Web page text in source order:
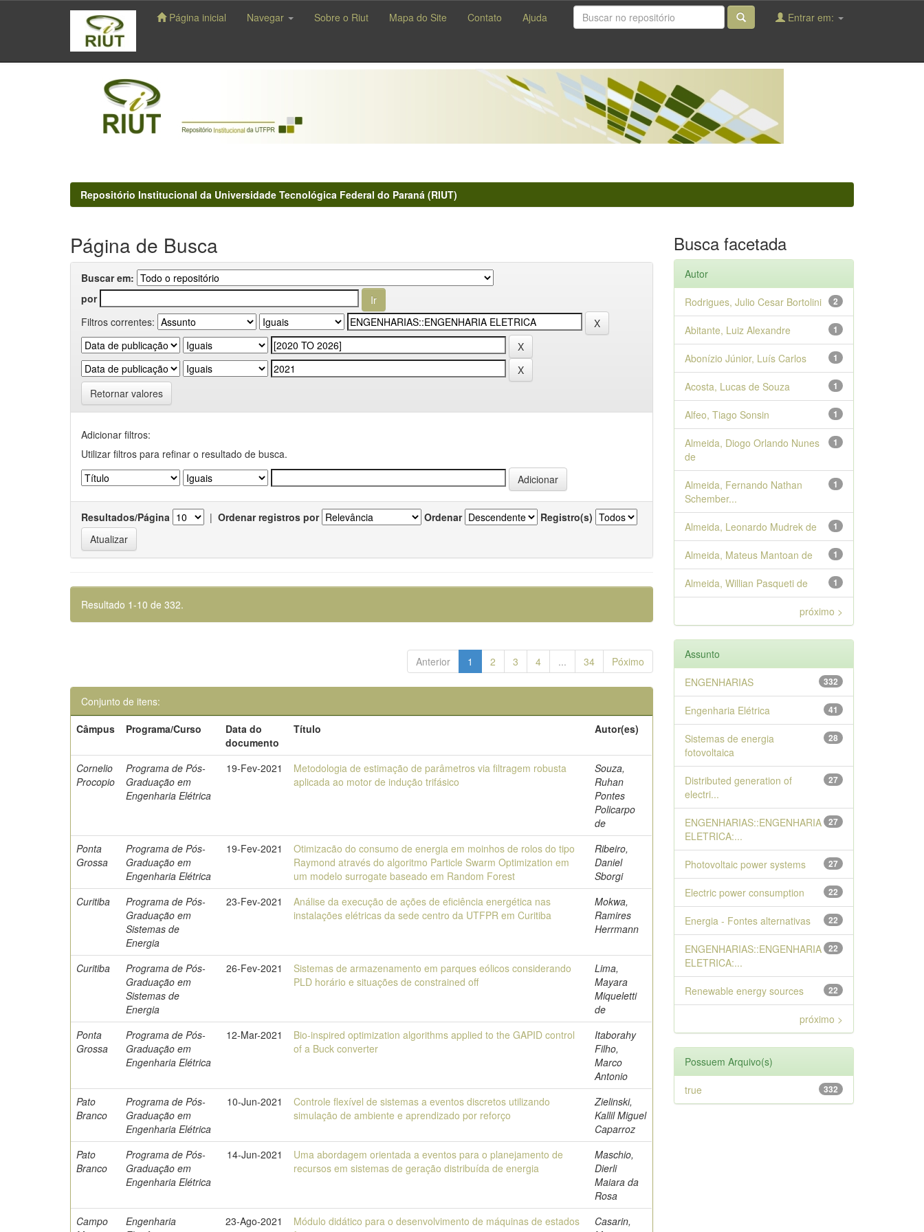
navigation
Página inicial Navegar Sobre o Riut Mapa do Site Contato Ajuda Entrar em:
Repositório Institucional da Universidade Tecnológica Federal do Paraná (RIUT)
Página de Busca
Buscar em:
por
Filtros correntes:
Retornar valores
Adicionar filtros:
Utilizar filtros para refinar o resultado de busca.
Resultados/Página | Ordenar registros por Ordenar Registro(s)
Resultado 1-10 de 332.
Anterior 1 2 3 4 ... 34 Póximo
Conjunto de itens:
Câmpus
Programa/Curso
Data do
documento
Título Autor(es)
Cornelio
Procopio
Programa de Pós-
Graduação em
Engenharia Elétrica
19-Fev-2021
Metodologia de estimação de parâmetros via filtragem robusta
aplicada ao motor de indução trifásico
Souza,
Ruhan
Pontes
Policarpo
de
Ponta
Grossa
Programa de Pós-
Graduação em
Engenharia Elétrica
19-Fev-2021
Otimizacão do consumo de energia em moinhos de rolos do tipo
Raymond através do algoritmo Particle Swarm Optimization em
um modelo surrogate baseado em Random Forest
Ribeiro,
Daniel
Sborgi
Curitiba
Programa de Pós-
Graduação em
Sistemas de
Energia
23-Fev-2021
Análise da execução de ações de eficiência energética nas
instalações elétricas da sede centro da UTFPR em Curitiba
Mokwa,
Ramires
Herrmann
Curitiba
Programa de Pós-
Graduação em
Sistemas de
Energia
26-Fev-2021
Sistemas de armazenamento em parques eólicos considerando
PLD horário e situações de constrained off
Lima,
Mayara
Miqueletti
de
Ponta
Grossa
Programa de Pós-
Graduação em
Engenharia Elétrica
12-Mar-2021
Bio-inspired optimization algorithms applied to the GAPID control
of a Buck converter
Itaborahy
Filho,
Marco
Antonio
Pato
Branco
Programa de Pós-
Graduação em
Engenharia Elétrica
10-Jun-2021
Controle flexível de sistemas a eventos discretos utilizando
simulação de ambiente e aprendizado por reforço
Zielinski,
Kallil Miguel
Caparroz
Pato
Branco
Programa de Pós-
Graduação em
Engenharia Elétrica
14-Jun-2021
Uma abordagem orientada a eventos para o planejamento de
recursos em sistemas de geração distribuída de energia
Maschio,
Dierli
Maiara da
Rosa
Campo
Engenharia
23-Ago-2021
Módulo didático para o desenvolvimento de máquinas de estados
Casarin,
Busca facetada
Autor
2
Rodrigues, Julio Cesar Bortolini
1
Abitante, Luiz Alexandre
1
Abonízio Júnior, Luís Carlos
1
Acosta, Lucas de Souza
1
Alfeo, Tiago Sonsin
1
Almeida, Diogo Orlando Nunes
de
1
Almeida, Fernando Nathan
Schember...
1
Almeida, Leonardo Mudrek de
1
Almeida, Mateus Mantoan de
1
Almeida, Willian Pasqueti de
próximo >
Assunto
332
ENGENHARIAS
41
Engenharia Elétrica
28
Sistemas de energia
fotovoltaica
27
Distributed generation of
electri...
27
ENGENHARIAS::ENGENHARIA
ELETRICA:...
27
Photovoltaic power systems
22
Electric power consumption
22
Energia - Fontes alternativas
22
ENGENHARIAS::ENGENHARIA
ELETRICA:...
22
Renewable energy sources
próximo >
Possuem Arquivo(s)
332
true